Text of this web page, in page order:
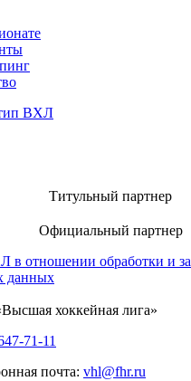
Титульный партнер
Официальный партнер
в отношении обработки и
данных
хоккейная лига»
71-11
почта: vhl@fhr.ru